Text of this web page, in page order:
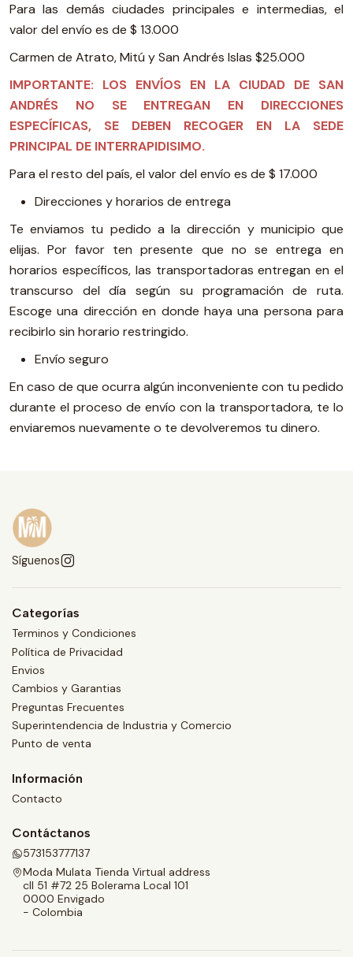
Para las demás ciudades principales e intermedias, el
valor del envío es de $ 13.000
Carmen de Atrato, Mitú y San Andrés Islas $25.000
IMPORTANTE: LOS ENVÍOS EN LA CIUDAD DE SAN
ANDRÉS NO SE ENTREGAN EN DIRECCIONES
ESPECÍFICAS, SE DEBEN RECOGER EN LA SEDE
PRINCIPAL DE INTERRAPIDISIMO.
Para el resto del país, el valor del envío es de $ 17.000
Direcciones y horarios de entrega
Te enviamos tu pedido a la dirección y municipio que
elijas. Por favor ten presente que no se entrega en
horarios específicos, las transportadoras entregan en el
transcurso del día según su programación de ruta.
Escoge una dirección en donde haya una persona para
recibirlo sin horario restringido.
Envío seguro
En caso de que ocurra algún inconveniente con tu pedido
durante el proceso de envío con la transportadora, te lo
enviaremos nuevamente o te devolveremos tu dinero.
Síguenos
Categorías
Terminos y Condiciones
Política de Privacidad
Envios
Cambios y Garantias
Preguntas Frecuentes
Superintendencia de Industria y Comercio
Punto de venta
Información
Contacto
Contáctanos
573153777137
Moda Mulata Tienda Virtual address
cll 51 #72 25 Bolerama Local 101
0000 Envigado
- Colombia